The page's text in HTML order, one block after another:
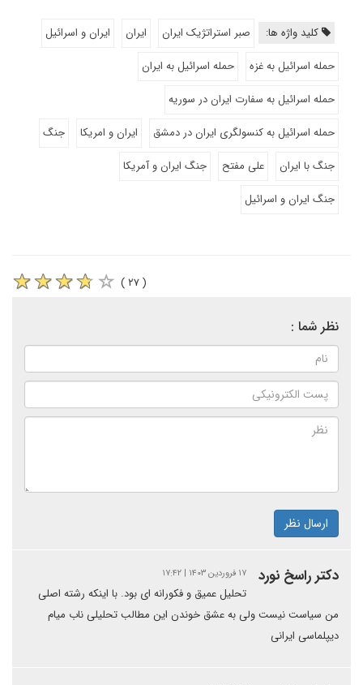
کلید واژه ها: صبر استراتژیک ایران ایران
ایران و اسرائیل
حمله اسرائیل به غزه
حمله اسرائیل به ایران
حمله اسرائیل به سفارت ایران در سوریه
حمله اسرائیل به کنسولگری ایران در دمشق
ایران و امریکا
جنگ
جنگ با ایران
علی مفتح
جنگ ایران و آمریکا
جنگ ایران و اسرائیل
( ۲۷ )
نظر شما :
ارسال نظر
دکتر راسخ نورد ۱۷ فروردین ۱۴۰۳ | ۱۷:۴۲
تحلیل عمیق و فکورانه ای بود. با اینکه رشته اصلی
من سیاست نیست ولی به عشق خوندن این مطالب تحلیلی ناب میام
دیپلماسی ایرانی